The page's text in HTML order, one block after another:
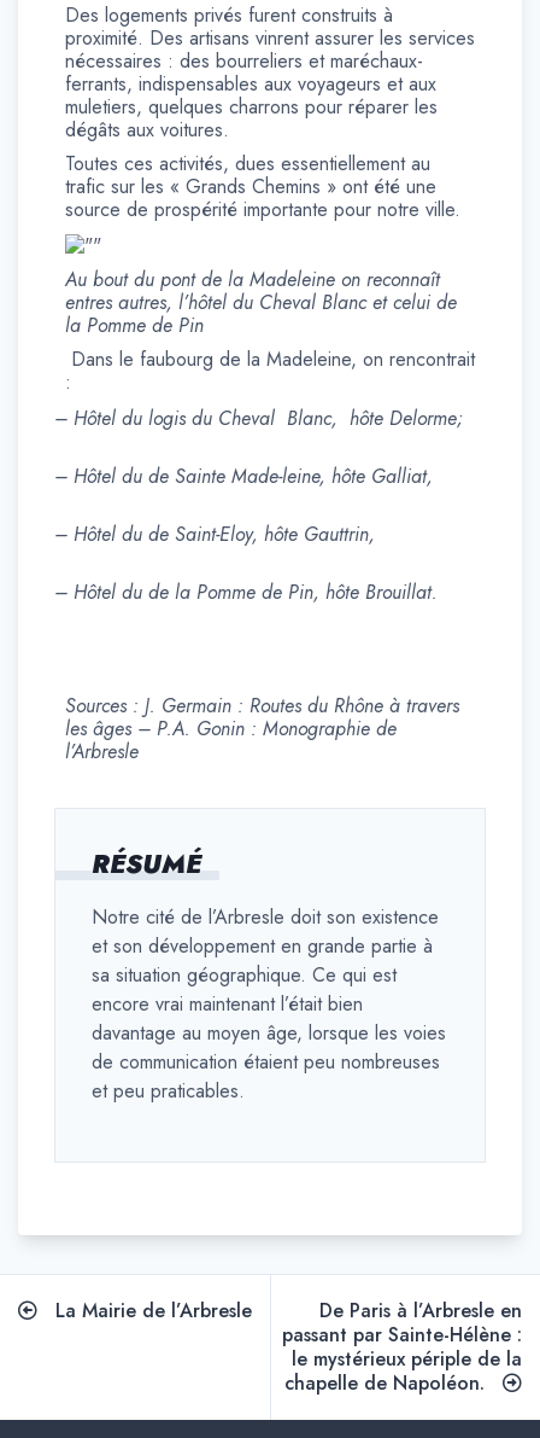
RÉSUMÉ
Notre cité de l’Arbresle doit son existence
et son développement en grande partie à
sa situation géographique. Ce qui est
encore vrai maintenant l’était bien
davantage au moyen âge, lorsque les voies
de communication étaient peu nombreuses
et peu praticables.
Des logements privés furent construits à
proximité. Des artisans vinrent assurer les services
nécessaires : des bourreliers et maréchaux-
ferrants, indispensables aux voyageurs et aux
muletiers, quelques charrons pour réparer les
dégâts aux voitures.
Toutes ces activités, dues essentiellement au
trafic sur les « Grands Chemins » ont été une
source de prospérité importante pour notre ville.
Au bout du pont de la Madeleine on reconnaît
entres autres, l’hôtel du Cheval Blanc et celui de
la Pomme de Pin
Dans le faubourg de la Madeleine, on rencontrait
:
– Hôtel du logis du Cheval Blanc, hôte Delorme;
– Hôtel du de Sainte Made-leine, hôte Galliat,
– Hôtel du de Saint-Eloy, hôte Gauttrin,
– Hôtel du de la Pomme de Pin, hôte Brouillat.
Sources : J. Germain : Routes du Rhône à travers
les âges – P.A. Gonin : Monographie de
l’Arbresle
Navigation
La Mairie de l’Arbresle
De Paris à l’Arbresle en
passant par Sainte-Hélène :
le mystérieux périple de la
chapelle de Napoléon.